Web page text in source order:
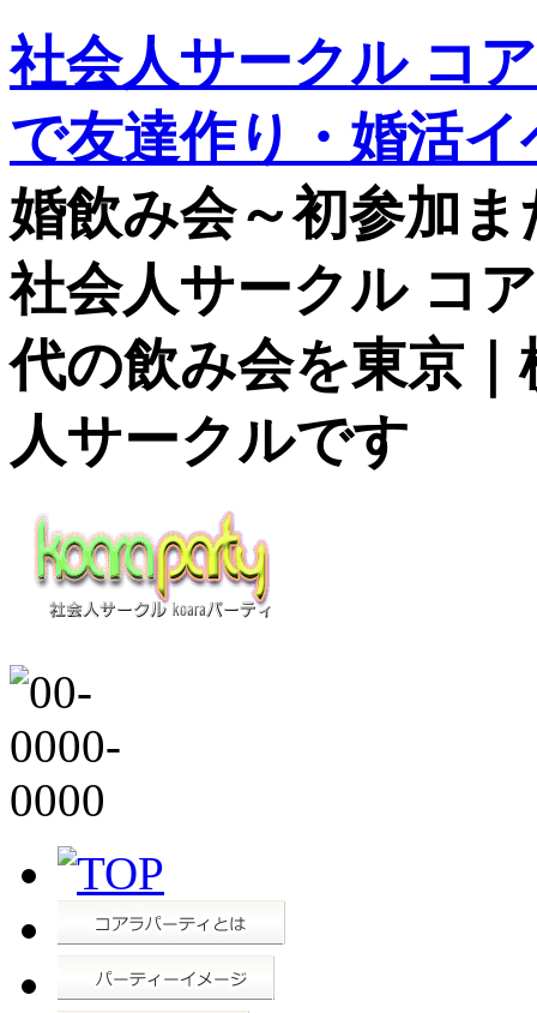
社会人サークル コ
で友達作り・婚活
婚飲み会～初参加
社会人サークル コ
代の飲み会を東京
人サークルです